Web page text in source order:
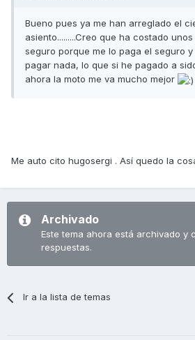
Bueno pues ya me han arreglado el
asiento.........Creo que ha costado
seguro porque me lo paga el seguro
pagar nada, lo que si he pagado a
ahora la moto me va mucho mejor
Me auto cito hugosergi . Así quedo la
Archivado
Este tema ahora está archivado y
respuestas.
Ir a la lista de temas